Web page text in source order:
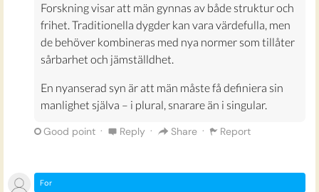
Forskning visar att män gynnas av både struktur och
frihet. Traditionella dygder kan vara värdefulla, men
de behöver kombineras med nya normer som tillåter
sårbarhet och jämställdhet.
En nyanserad syn är att män måste få definiera sin
manlighet själva – i plural, snarare än i singular.
Good point · Reply · Share · Report
For